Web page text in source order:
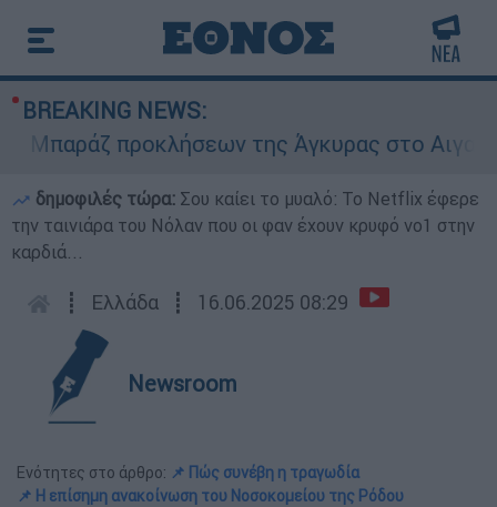
BREAKING NEWS:
προκλήσεων της Άγκυρας στο Αιγαίο:
δημοφιλές τώρα: Σου καίει το μυαλό: Το Netflix έφερε
την ταινιάρα του Νόλαν που οι φαν έχουν κρυφό νο1 στην
καρδιά...
┋ Ελλάδα ┋ 16.06.2025 08:29
Newsroom
Ενότητες στο άρθρο: 📌 Πώς συνέβη η τραγωδία
📌 Η επίσημη ανακοίνωση του Νοσοκομείου της Ρόδου